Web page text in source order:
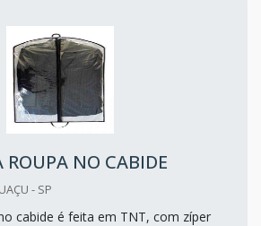
ROUPA NO CABIDE
- SP
cabide é feita em TNT, com zíper